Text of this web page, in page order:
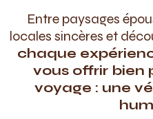
Entre paysages
locales sincères et
chaque
vous offrir bien
voyage : une